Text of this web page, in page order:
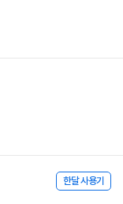
한달 사용기